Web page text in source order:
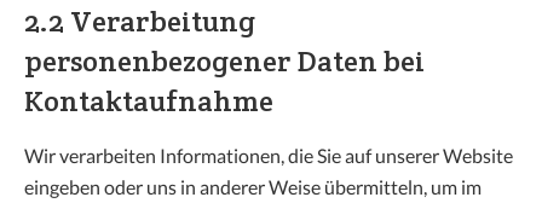
2.2 Verarbeitung
personenbezogener Daten bei
Kontaktaufnahme
Wir verarbeiten Informationen, die Sie auf unserer Website
eingeben oder uns in anderer Weise übermitteln, um im